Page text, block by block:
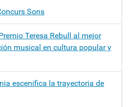
Sons
Teresa Rebull al mejor
musical en cultura popular y
escenifica la trayectoria de